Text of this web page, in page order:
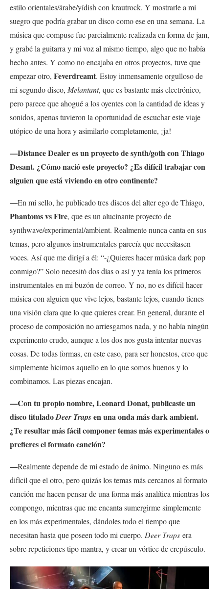
estilo orientales/árabe/yídish con krautrock. Y mostrarle a mi
suegro que podría grabar un disco como ese en una semana. La
música que compuse fue parcialmente realizada en forma de jam,
y grabé la guitarra y mi voz al mismo tiempo, algo que no había
hecho antes. Y como no encajaba en otros proyectos, tuve que
empezar otro, Feverdreamt. Estoy inmensamente orgulloso de
mi segundo disco, Melantant, que es bastante más electrónico,
pero parece que ahoguéa los oyentes con la cantidad de ideas y
sonidos, apenas tuvieron la oportunidad de escuchar este viaje
utópico de una hora y asimilarlo completamente, ¡ja!
—Distance Dealer es un proyecto de synth/goth con Thiago
Desant. ¿Cómo nació este proyecto? ¿Es difícil trabajar con
alguien que está viviendo en otro continente?
—En mi sello, he publicado tres discos del alter ego de Thiago,
Phantoms vs Fire, que es un alucinante proyecto de
synthwave/experimental/ambient. Realmente nunca canta en sus
temas, pero algunos instrumentales parecía que necesitasen
voces. Así que me dirigí a él: “-¿Quieres hacer música dark pop
conmigo?” Solo necesitó dos días o así y ya tenía los primeros
instrumentales en mi buzón de correo. Y no, no es difícil hacer
música con alguien que vive lejos, bastante lejos, cuando tienes
una visión clara que lo que quieres crear. En general, durante el
proceso de composición no arriesgamos nada, y no había ningún
experimento crudo, aunque a los dos nos gusta intentar nuevas
cosas. De todas formas, en este caso, para ser honestos, creo que
simplemente hicimos aquello en lo que somos buenos y lo
combinamos. Las piezas encajan.
—Con tu propio nombre, Leonard Donat, publicaste un
disco tituladoDeer Trapsen una onda más dark ambient.
¿Te resultar más fácil componer temas más experimentales o
prefieres el formato canción?
—Realmente depende de mi estado de ánimo. Ninguno es más
difícil que el otro, pero quizás los temas más cercanos al formato
canción me hacen pensar de una forma más analítica mientras los
compongo, mientras que me encanta sumergirme simplemente
en los más experimentales, dándoles todo el tiempo que
necesitan hasta que poseen todo mi cuerpo. Deer Traps era
sobre repeticiones tipo mantra, y crear un vórtice de crepúsculo.